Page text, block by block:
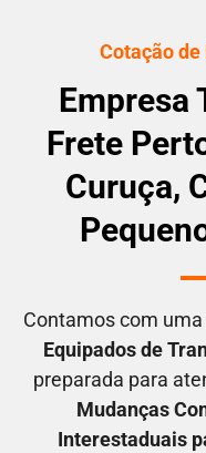
Cotação de
Empresa
Frete
Curuça,
Contamos com uma
Equipados de
preparada para
Mudanças
Interestaduais